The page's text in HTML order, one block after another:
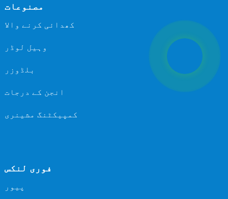
مصنوعات
کھدائی کرنے والا
وہیل لوڈر
بلڈوزر
انجن کے درجات
کمپیکٹنگ مشینری
فوری لنکس
پیور